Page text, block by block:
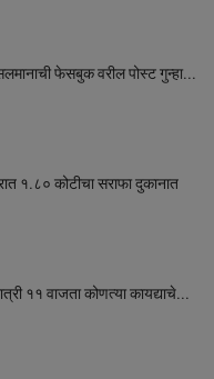
फेसबुक वरील पोस्ट गुन्हा...
१.८० कोटीचा सराफा दुकानात
११ वाजता कोणत्या कायद्याचे...